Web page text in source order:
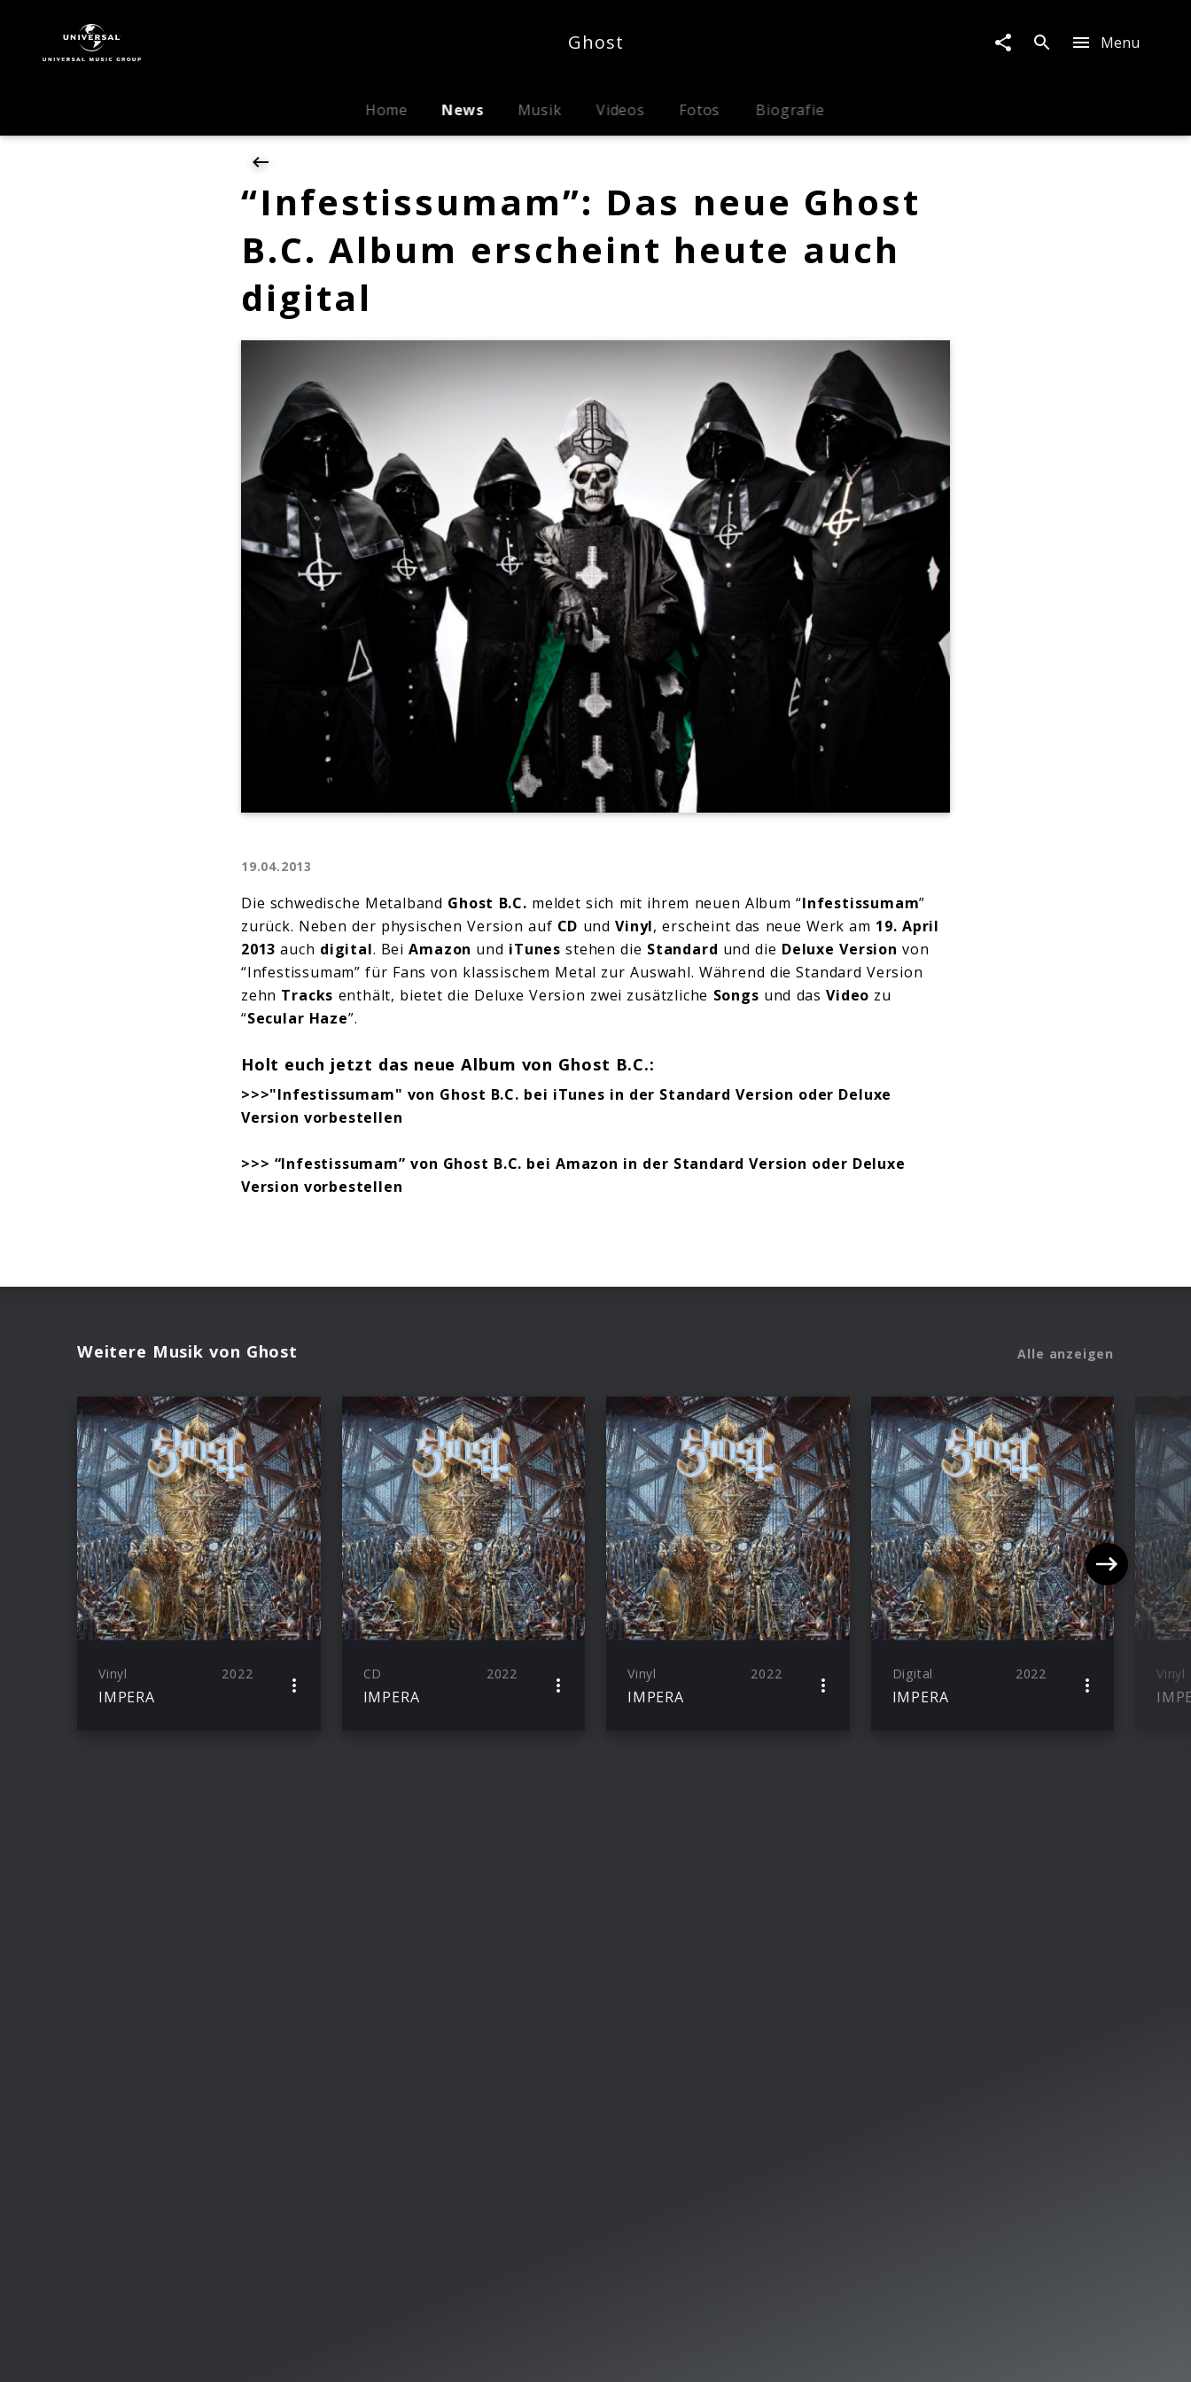
neue
Ghost Menu
Home News Musik Videos Fotos Biografie
“Infestissumam”: Das neue Ghost
B.C. Album erscheint heute auch
digital
19.04.2013
Die schwedische Metalband Ghost B.C. meldet sich mit ihrem neuen Album “Infestissumam”
zurück. Neben der physischen Version auf CD undVinyl, erscheint das neue Werk am 19. April
2013 auch digital. BeiAmazon und iTunesstehen die Standard und die Deluxe Version von
“Infestissumam” für Fans von klassischem Metal zur Auswahl. Während die Standard Version
zehn Tracks enthält, bietet die Deluxe Version zwei zusätzliche Songs und dasVideo zu
“Secular Haze”.
Holt euch jetzt das neue Album von Ghost B.C.:
>>>"Infestissumam" von Ghost B.C. bei iTunes in der Standard Version oder Deluxe
Version vorbestellen
>>> “Infestissumam” von Ghost B.C. bei Amazon in der Standard Version oder Deluxe
Version vorbestellen
Weitere Musik von Ghost Alle anzeigen
Vinyl 2022
IMPERA
CD 2022
IMPERA
Vinyl 2022
IMPERA
Digital 2022
IMPERA
Vinyl